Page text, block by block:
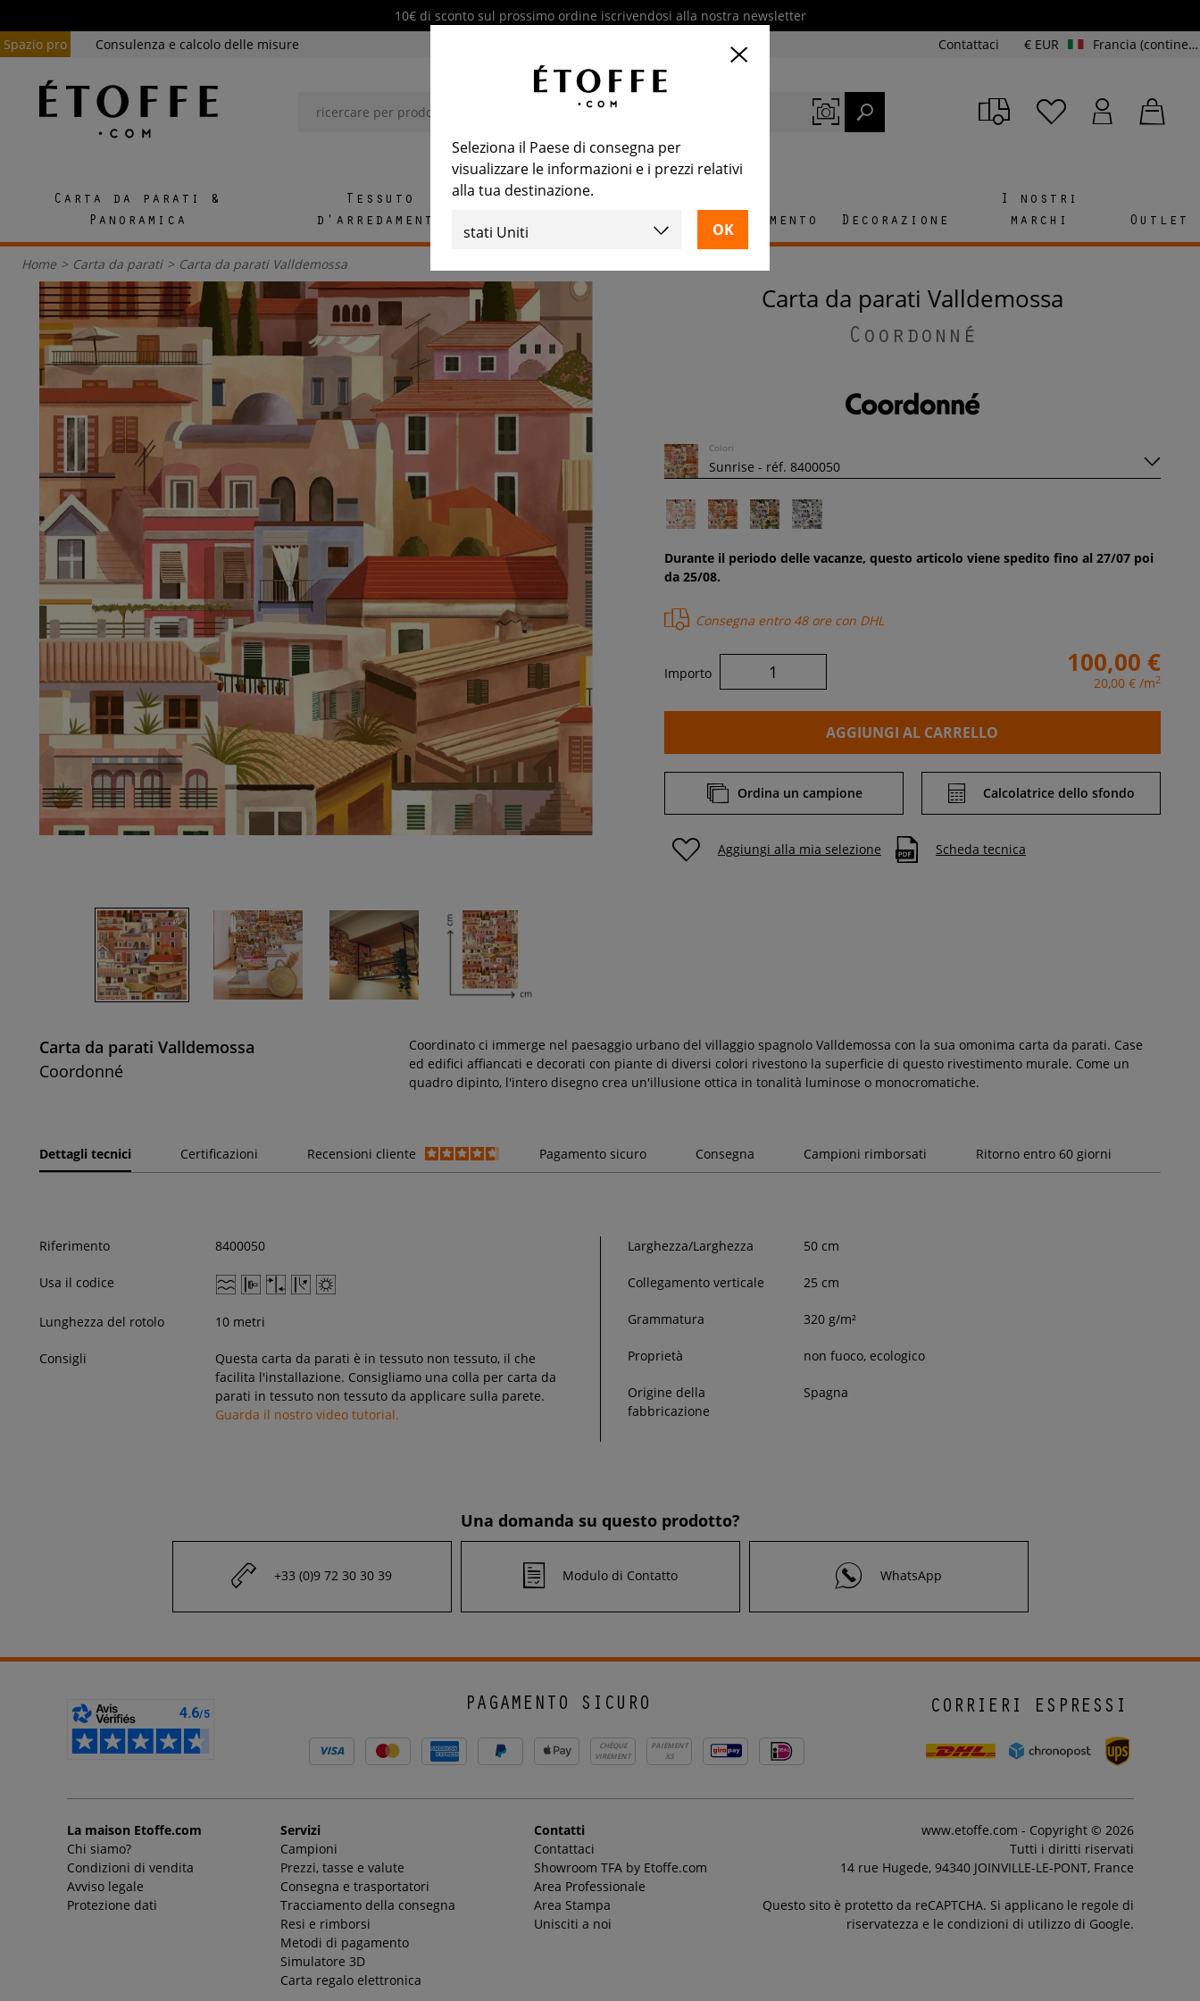
10€ di sconto sul prossimo ordine iscrivendosi alla nostra newsletter
Spazio pro
Consulenza e calcolo delle misure Contattaci € EUR Francia (continente e Corsica)
Carta da parati &
Panoramica
Tessuto
d'arredamento
Arredamento Decorazione
I nostri
marchi
Outlet
Home > Carta da parati > Carta da parati Valldemossa
Carta da parati Valldemossa
Coordonné
Colori
Durante il periodo delle vacanze, questo articolo viene spedito fino al 27/07 poi
da 25/08.
Consegna entro 48 ore con DHL
Importo 100,00 €
20,00 € /m2
AGGIUNGI AL CARRELLO
Ordina un campione Calcolatrice dello sfondo
Aggiungi alla mia selezione Scheda tecnica
Carta da parati Valldemossa
Coordonné
Coordinato ci immerge nel paesaggio urbano del villaggio spagnolo Valldemossa con la sua omonima carta da parati. Case
ed edifici affiancati e decorati con piante di diversi colori rivestono la superficie di questo rivestimento murale. Come un
quadro dipinto, l'intero disegno crea un'illusione ottica in tonalità luminose o monocromatiche.
Dettagli tecnici Certificazioni Recensioni cliente Pagamento sicuro Consegna Campioni rimborsati Ritorno entro 60 giorni
Riferimento 8400050
Usa il codice
Lunghezza del rotolo 10 metri
Consigli
Questa carta da parati è in tessuto non tessuto, il che
facilita l'installazione. Consigliamo una colla per carta da
parati in tessuto non tessuto da applicare sulla parete.
Guarda il nostro video tutorial.
Larghezza/Larghezza 50 cm
Collegamento verticale 25 cm
Grammatura 320 g/m²
Proprietà non fuoco, ecologico
Origine della
fabbricazione
Spagna
Una domanda su questo prodotto?
+33 (0)9 72 30 30 39 Modulo di Contatto WhatsApp
PAGAMENTO SICURO
CHÈQUE
VIREMENT
PAIEMENT
X3
CORRIERI ESPRESSI
La maison Etoffe.com
Chi siamo?
Condizioni di vendita
Avviso legale
Protezione dati
Servizi
Campioni
Prezzi, tasse e valute
Consegna e trasportatori
Tracciamento della consegna
Resi e rimborsi
Metodi di pagamento
Simulatore 3D
Carta regalo elettronica
Contatti
Contattaci
Showroom TFA by Etoffe.com
Area Professionale
Area Stampa
Unisciti a noi
www.etoffe.com - Copyright © 2026
Tutti i diritti riservati
14 rue Hugede, 94340 JOINVILLE-LE-PONT, France
Questo sito è protetto da reCAPTCHA. Si applicano le regole di
riservatezza e le condizioni di utilizzo di Google.
Seleziona il Paese di consegna per
visualizzare le informazioni e i prezzi relativi
alla tua destinazione.